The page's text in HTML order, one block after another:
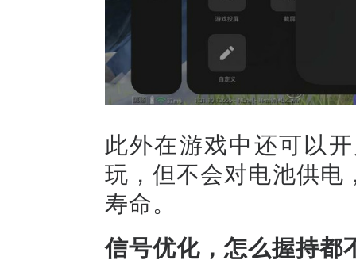
此外在游戏中还可以
玩，但不会对电池供
寿命。
信号优化，怎么握持都